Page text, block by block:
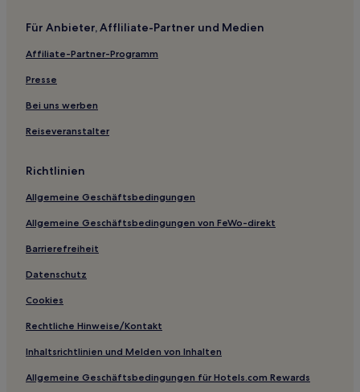
Für Anbieter, Affliliate-Partner und Medien
Affiliate-Partner-Programm
Presse
Bei uns werben
Reiseveranstalter
Richtlinien
Allgemeine Geschäftsbedingungen
Allgemeine Geschäftsbedingungen von FeWo-direkt
Barrierefreiheit
Datenschutz
Cookies
Rechtliche Hinweise/Kontakt
Inhaltsrichtlinien und Melden von Inhalten
Allgemeine Geschäftsbedingungen für Hotels.com Rewards